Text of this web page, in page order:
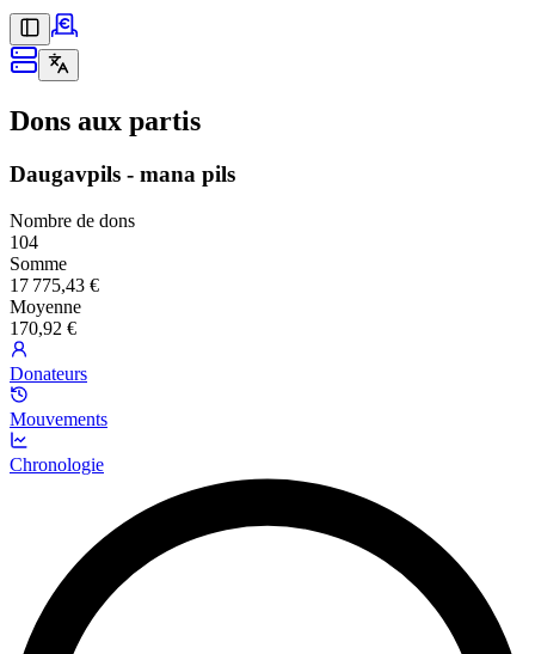
Dons aux partis
Daugavpils - mana pils
Nombre de dons
104
Somme
17 775,43 €
Moyenne
170,92 €
Donateurs
Mouvements
Chronologie